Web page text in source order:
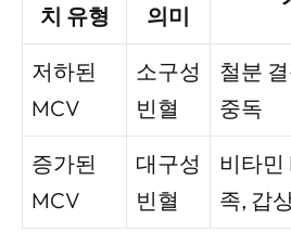
치 유형
의미
저하된
MCV
소구성
빈혈
철분
중독
증가된
MCV
대구성
빈혈
비타민
족, 갑